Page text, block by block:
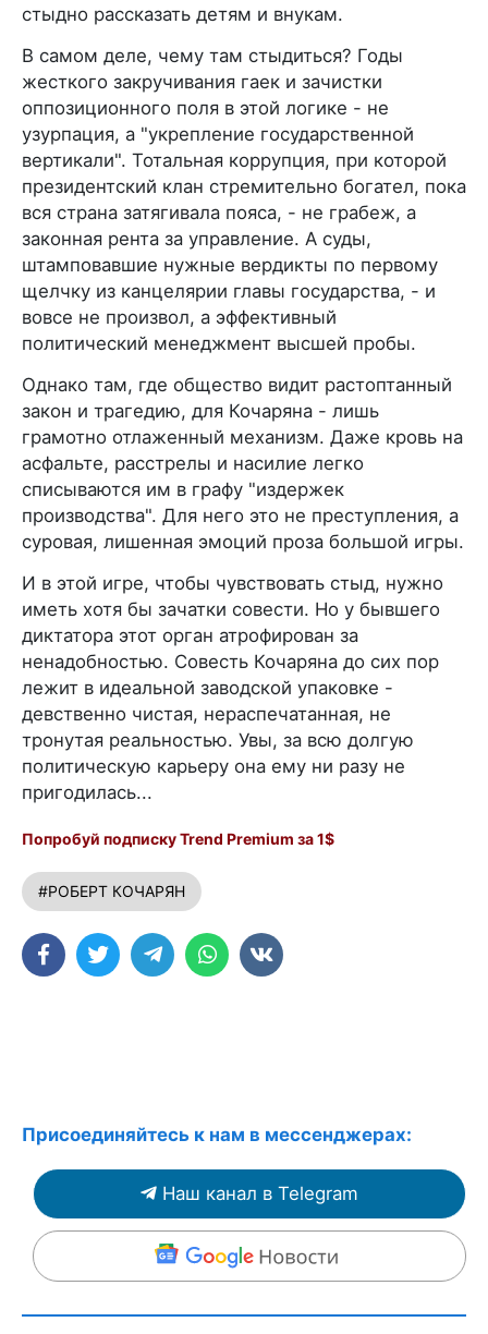
стыдно рассказать детям и внукам.
В самом деле, чему там стыдиться? Годы
жесткого закручивания гаек и зачистки
оппозиционного поля в этой логике - не
узурпация, а "укрепление государственной
вертикали". Тотальная коррупция, при которой
президентский клан стремительно богател, пока
вся страна затягивала пояса, - не грабеж, а
законная рента за управление. А суды,
штамповавшие нужные вердикты по первому
щелчку из канцелярии главы государства, - и
вовсе не произвол, а эффективный
политический менеджмент высшей пробы.
Однако там, где общество видит растоптанный
закон и трагедию, для Кочаряна - лишь
грамотно отлаженный механизм. Даже кровь на
асфальте, расстрелы и насилие легко
списываются им в графу "издержек
производства". Для него это не преступления, а
суровая, лишенная эмоций проза большой игры.
И в этой игре, чтобы чувствовать стыд, нужно
иметь хотя бы зачатки совести. Но у бывшего
диктатора этот орган атрофирован за
ненадобностью. Совесть Кочаряна до сих пор
лежит в идеальной заводской упаковке -
девственно чистая, нераспечатанная, не
тронутая реальностью. Увы, за всю долгую
политическую карьеру она ему ни разу не
пригодилась...
Попробуй подписку Trend Premium за 1$
#РОБЕРТ КОЧАРЯН
Присоединяйтесь к нам в мессенджерах:
Наш канал в Telegram